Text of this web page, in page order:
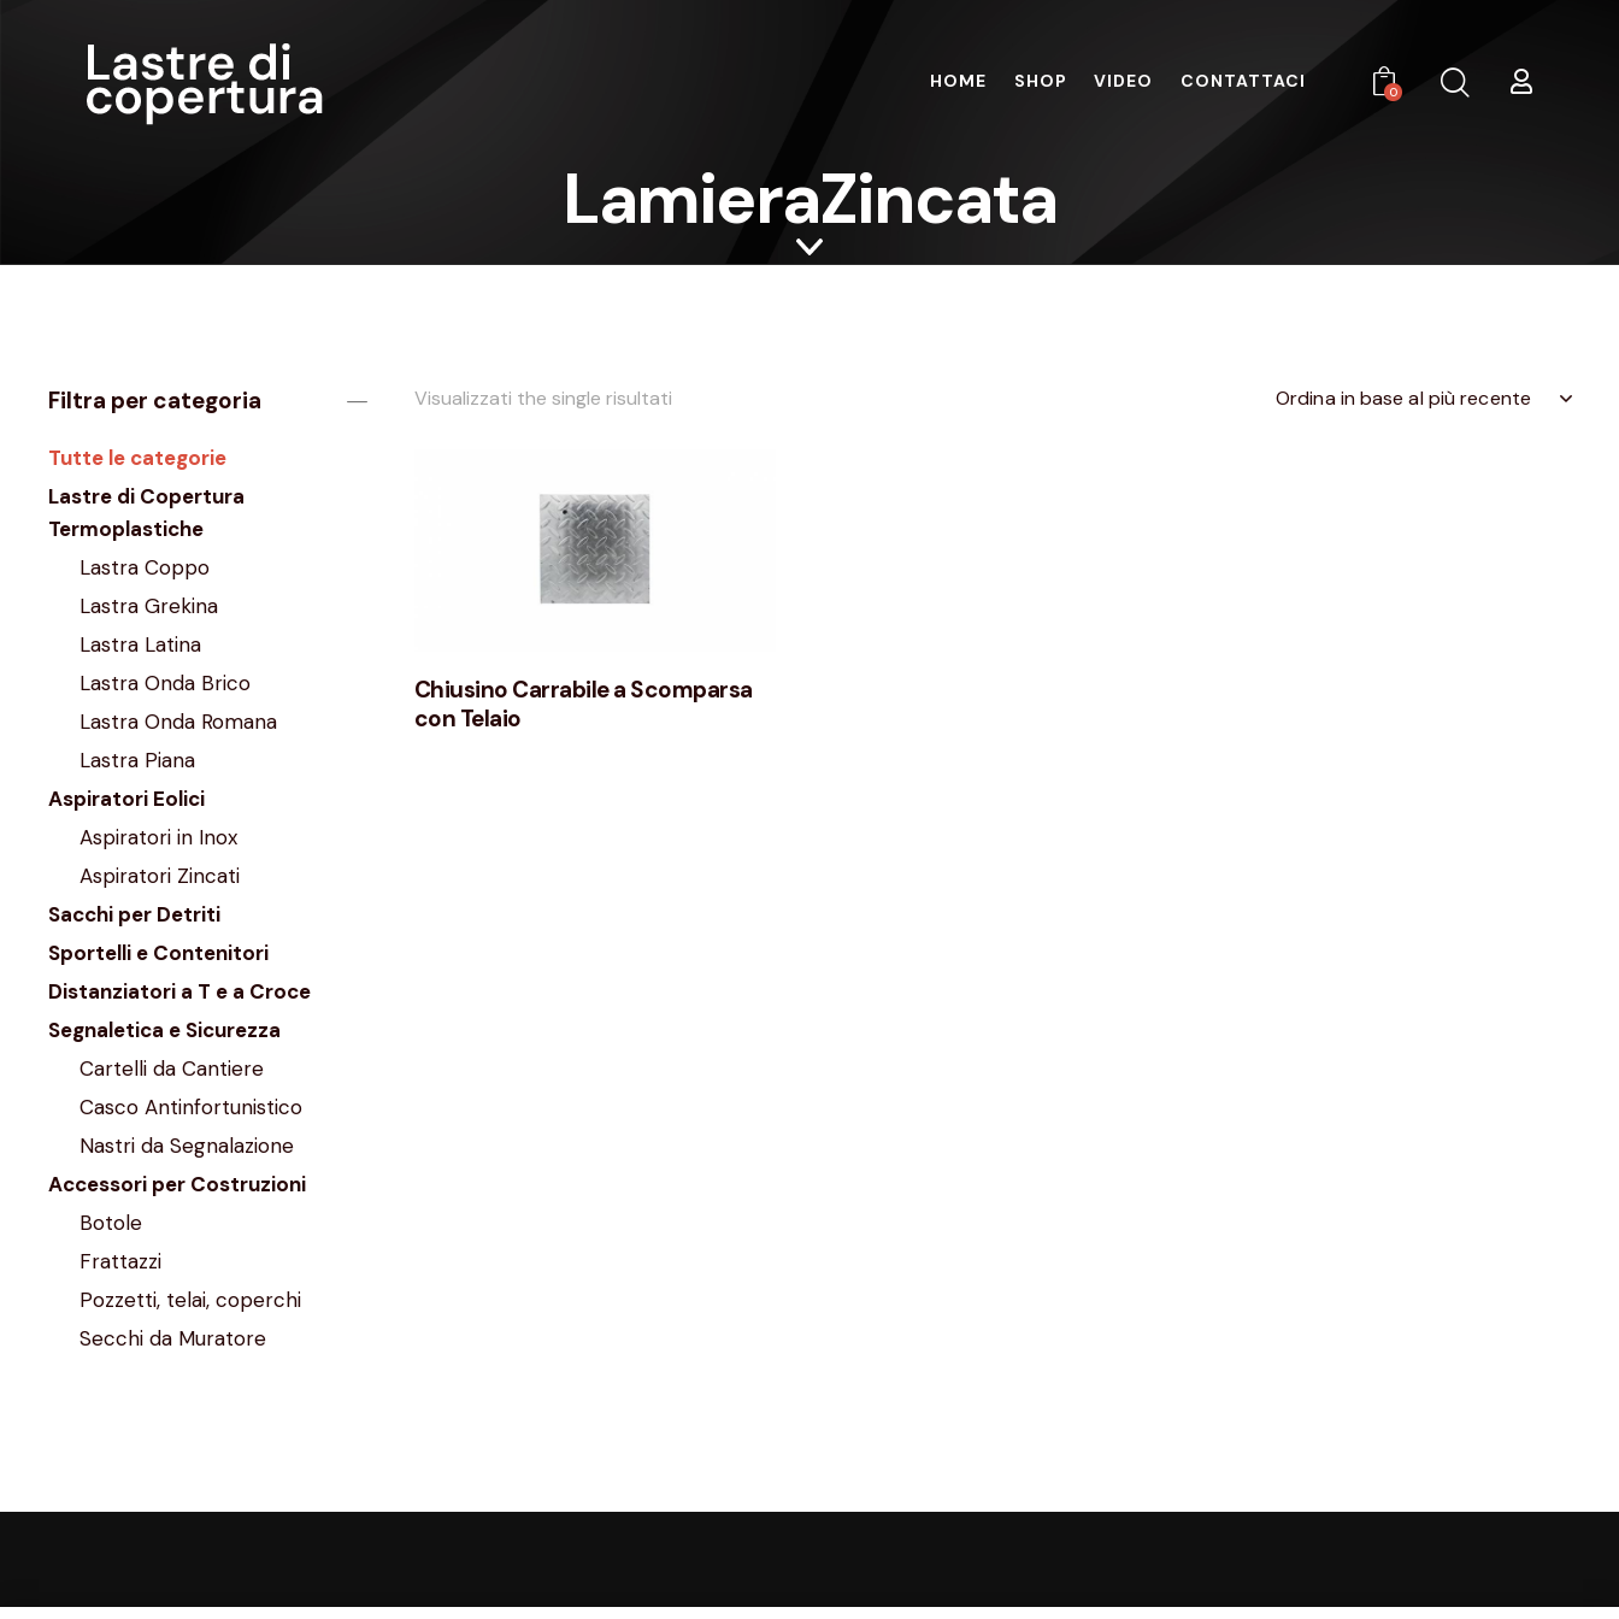
HOME SHOP VIDEO CONTATTACI
0
LamieraZincata
Visualizzati the single risultati
Chiusino Carrabile a Scomparsa
con Telaio
Filtra per categoria
Tutte le categorie
Lastre di Copertura
Termoplastiche
Lastra Coppo
Lastra Grekina
Lastra Latina
Lastra Onda Brico
Lastra Onda Romana
Lastra Piana
Aspiratori Eolici
Aspiratori in Inox
Aspiratori Zincati
Sacchi per Detriti
Sportelli e Contenitori
Distanziatori a T e a Croce
Segnaletica e Sicurezza
Cartelli da Cantiere
Casco Antinfortunistico
Nastri da Segnalazione
Accessori per Costruzioni
Botole
Frattazzi
Pozzetti, telai, coperchi
Secchi da Muratore